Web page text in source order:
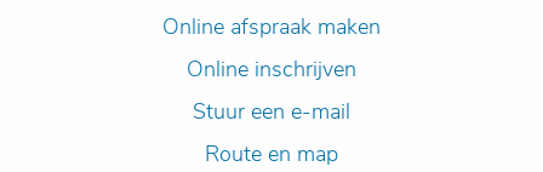
Online afspraak maken
Online inschrijven
Stuur een e-mail
Route en map